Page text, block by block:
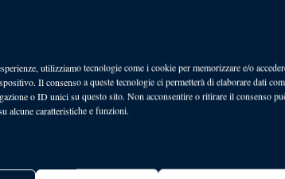
utilizziamo tecnologie come i cookie per memorizzare e/o
Il consenso a queste tecnologie ci permetterà di elaborare dati
o ID unici su questo sito. Non acconsentire o ritirare il consenso
alcune caratteristiche e funzioni.
familiare, infatti, non viene risarcito
caro e del reato compiuto di
un danno di tipo morale che deve
che deve essere provato.